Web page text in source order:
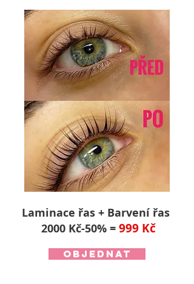
Laminace řas + Barvení řas
2000 Kč-50% = 999 Kč
objednat